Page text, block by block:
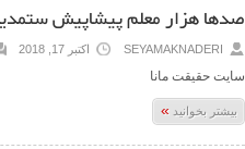
صدها هزار معلم پیشاپیش
SEYAMAKNADERI اکتبر 17, 2018
سایت حقیقت مانا
بیشتر بخوانید»